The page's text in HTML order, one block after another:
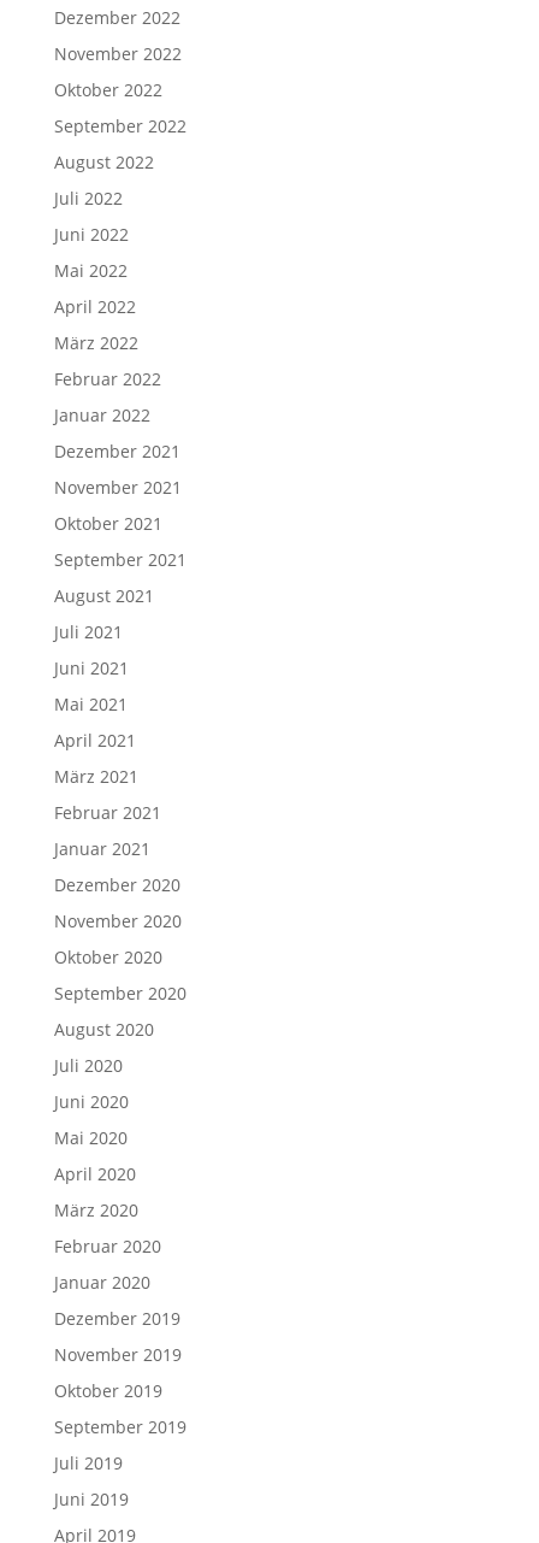
Dezember 2022
November 2022
Oktober 2022
September 2022
August 2022
Juli 2022
Juni 2022
Mai 2022
April 2022
März 2022
Februar 2022
Januar 2022
Dezember 2021
November 2021
Oktober 2021
September 2021
August 2021
Juli 2021
Juni 2021
Mai 2021
April 2021
März 2021
Februar 2021
Januar 2021
Dezember 2020
November 2020
Oktober 2020
September 2020
August 2020
Juli 2020
Juni 2020
Mai 2020
April 2020
März 2020
Februar 2020
Januar 2020
Dezember 2019
November 2019
Oktober 2019
September 2019
Juli 2019
Juni 2019
April 2019